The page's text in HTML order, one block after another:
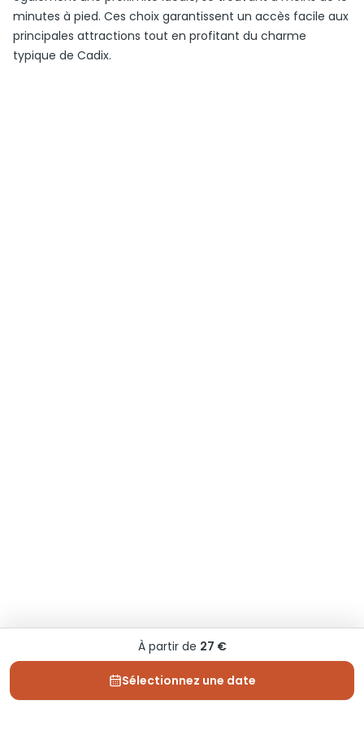
minutes à pied. Ces choix garantissent un accès facile aux
principales attractions tout en profitant du charme
typique de Cadix.
À partir de 27 €
Sélectionnez une date